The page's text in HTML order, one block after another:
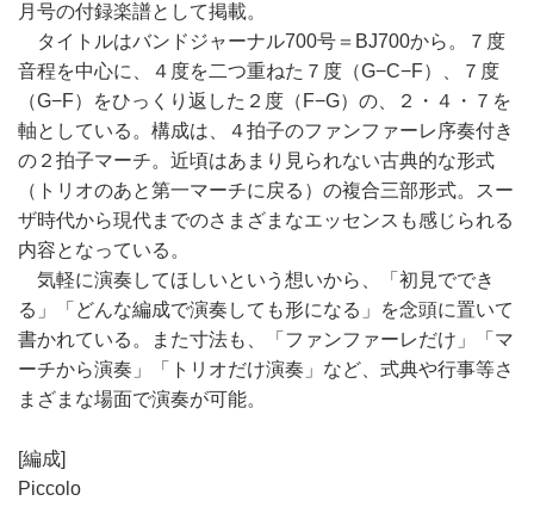
月号の付録楽譜として掲載。
タイトルはバンドジャーナル700号＝BJ700から。７度
音程を中心に、４度を二つ重ねた７度（G−C−F）、７度
（G−F）をひっくり返した２度（F−G）の、２・４・７を
軸としている。構成は、４拍子のファンファーレ序奏付き
の２拍子マーチ。近頃はあまり見られない古典的な形式
（トリオのあと第一マーチに戻る）の複合三部形式。スー
ザ時代から現代までのさまざまなエッセンスも感じられる
内容となっている。
気軽に演奏してほしいという想いから、「初見ででき
る」「どんな編成で演奏しても形になる」を念頭に置いて
書かれている。また寸法も、「ファンファーレだけ」「マ
ーチから演奏」「トリオだけ演奏」など、式典や行事等さ
まざまな場面で演奏が可能。
[編成]
Piccolo